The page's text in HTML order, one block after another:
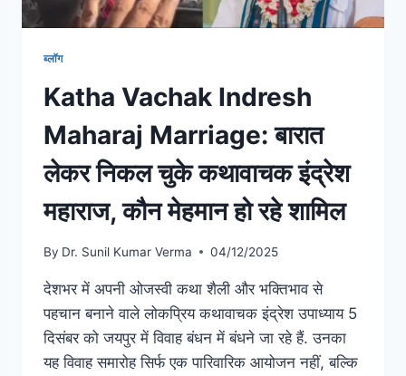
ब्लॉग
Katha Vachak Indresh
Maharaj Marriage: बारात
लेकर निकल चुके कथावाचक इंद्रेश
महाराज, कौन मेहमान हो रहे शामिल
By Dr. Sunil Kumar Verma 04/12/2025
देशभर में अपनी ओजस्वी कथा शैली और भक्तिभाव से
पहचान बनाने वाले लोकप्रिय कथावाचक इंद्रेश उपाध्याय 5
दिसंबर को जयपुर में विवाह बंधन में बंधने जा रहे हैं. उनका
यह विवाह समारोह सिर्फ एक पारिवारिक आयोजन नहीं, बल्कि